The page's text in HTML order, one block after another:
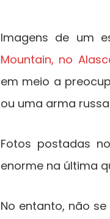
Imagens de um
Mountain, no
em meio a
ou uma arma
Fotos postadas
enorme na última
No entanto, não